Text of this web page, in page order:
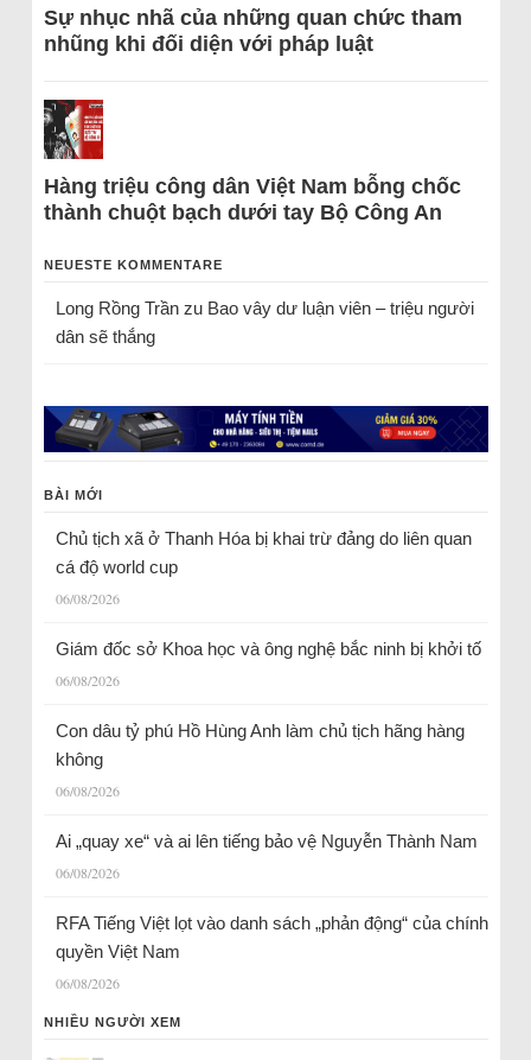
Sự nhục nhã của những quan chức tham
nhũng khi đối diện với pháp luật
Hàng triệu công dân Việt Nam bỗng chốc
thành chuột bạch dưới tay Bộ Công An
NEUESTE KOMMENTARE
Long Rồng Trầnzu Bao vây dư luận viên – triệu người
dân sẽ thắng
BÀI MỚI
Chủ tịch xã ở Thanh Hóa bị khai trừ đảng do liên quan
cá độ world cup
06/08/2026
Giám đốc sở Khoa học và ông nghệ bắc ninh bị khởi tố
06/08/2026
Con dâu tỷ phú Hồ Hùng Anh làm chủ tịch hãng hàng
không
06/08/2026
Ai „quay xe“ và ai lên tiếng bảo vệ Nguyễn Thành Nam
06/08/2026
RFA Tiếng Việt lọt vào danh sách „phản động“ của chính
quyền Việt Nam
06/08/2026
NHIỀU NGƯỜI XEM